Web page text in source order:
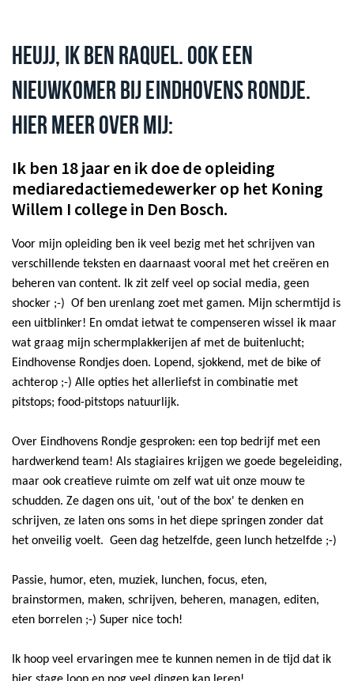
HEUJJ, IK BEN RAQUEL. OOK EEN
NIEUWKOMER BIJ EINDHOVENS RONDJE.
HIER MEER OVER MIJ:
Ik ben 18 jaar en ik doe de opleiding
mediaredactiemedewerker op het Koning
Willem I college in Den Bosch.
Voor mijn opleiding ben ik veel bezig met het schrijven van
verschillende teksten en daarnaast vooral met het creëren en
beheren van content. Ik zit zelf veel op social media, geen
shocker ;-) Of ben urenlang zoet met gamen. Mijn schermtijd is
een uitblinker! En omdat ietwat te compenseren wissel ik maar
wat graag mijn schermplakkerijen af met de buitenlucht;
Eindhovense Rondjes doen. Lopend, sjokkend, met de bike of
achterop ;-) Alle opties het allerliefst in combinatie met
pitstops; food-pitstops natuurlijk.
Over Eindhovens Rondje gesproken: een top bedrijf met een
hardwerkend team! Als stagiaires krijgen we goede begeleiding,
maar ook creatieve ruimte om zelf wat uit onze mouw te
schudden. Ze dagen ons uit, 'out of the box' te denken en
schrijven, ze laten ons soms in het diepe springen zonder dat
het onveilig voelt. Geen dag hetzelfde, geen lunch hetzelfde ;-)
Passie, humor, eten, muziek, lunchen, focus, eten,
brainstormen, maken, schrijven, beheren, managen, editen,
eten borrelen ;-) Super nice toch!
Ik hoop veel ervaringen mee te kunnen nemen in de tijd dat ik